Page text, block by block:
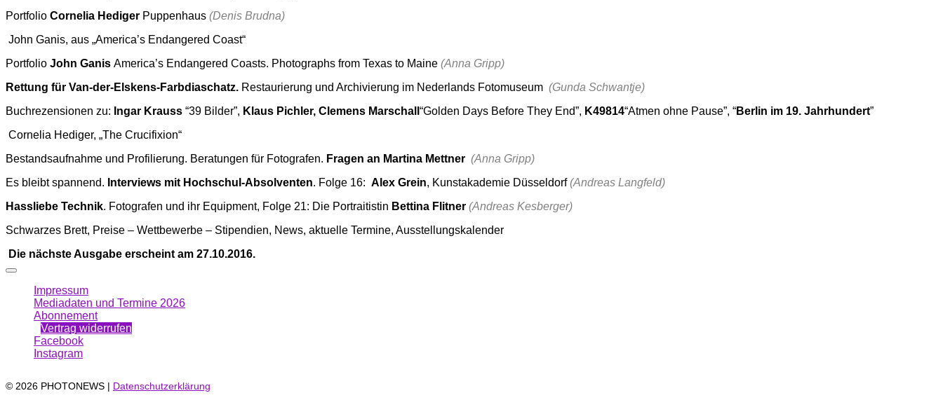
Portfolio Cornelia Hediger Puppenhaus (Denis Brudna)
John Ganis, aus „America’s Endangered Coast“
Portfolio John Ganis America’s Endangered Coasts. Photographs from Texas to Maine (Anna Gripp)
Rettung für Van-der-Elskens-Farbdiaschatz. Restaurierung und Archivierung im Nederlands Fotomuseum (Gunda Schwantje)
Buchrezensionen zu: Ingar Krauss “39 Bilder”, Klaus Pichler, Clemens Marschall “Golden Days Before They End”, K49814“Atmen ohne Pause”, “Berlin im 19. Jahrhundert”
Cornelia Hediger, „The Crucifixion“
Bestandsaufnahme und Profilierung. Beratungen für Fotografen. Fragen an Martina Mettner (Anna Gripp)
Es bleibt spannend. Interviews mit Hochschul-Absolventen. Folge 16: Alex Grein, Kunstakademie Düsseldorf(Andreas Langfeld)
Hassliebe Technik. Fotografen und ihr Equipment, Folge 21: Die Portraitistin Bettina Flitner (Andreas Kesberger)
Schwarzes Brett, Preise – Wettbewerbe – Stipendien, News, aktuelle Termine, Ausstellungskalender
Die nächste Ausgabe erscheint am 27.10.2016.
Impressum
Mediadaten und Termine 2026
Abonnement
Vertrag widerrufen
Facebook
Instagram
© 2026 PHOTONEWS | Datenschutzerklärung